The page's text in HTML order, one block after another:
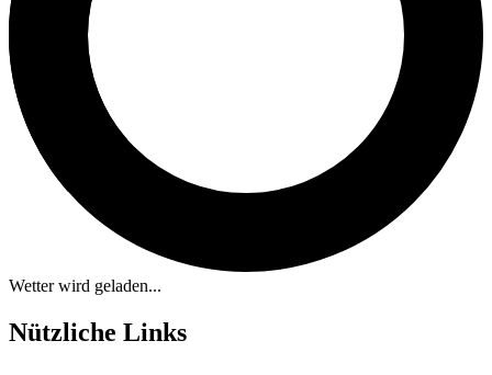
Wetter wird geladen...
Nützliche Links